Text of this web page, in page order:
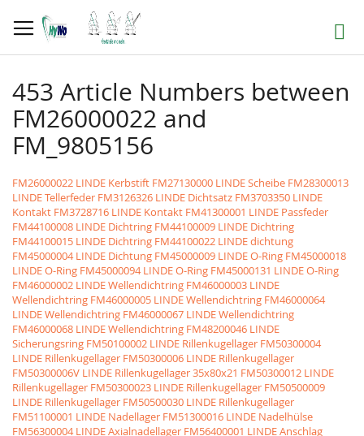
zum
Inhalt
Suche
453 Article Numbers between
FM26000022 and
FM_9805156
FM26000022 LINDE Kerbstift FM27130000 LINDE Scheibe FM28300013
LINDE Tellerfeder FM3126326 LINDE Dichtsatz FM3703350 LINDE
Kontakt FM3728716 LINDE Kontakt FM41300001 LINDE Passfeder
FM44100008 LINDE Dichtring FM44100009 LINDE Dichtring
FM44100015 LINDE Dichtring FM44100022 LINDE dichtung
FM45000004 LINDE Dichtung FM45000009 LINDE O-Ring FM45000018
LINDE O-Ring FM45000094 LINDE O-Ring FM45000131 LINDE O-Ring
FM46000002 LINDE Wellendichtring FM46000003 LINDE
Wellendichtring FM46000005 LINDE Wellendichtring FM46000064
LINDE Wellendichtring FM46000067 LINDE Wellendichtring
FM46000068 LINDE Wellendichtring FM48200046 LINDE
Sicherungsring FM50100002 LINDE Rillenkugellager FM50300004
LINDE Rillenkugellager FM50300006 LINDE Rillenkugellager
FM50300006V LINDE Rillenkugellager 35x80x21 FM50300012 LINDE
Rillenkugellager FM50300023 LINDE Rillenkugellager FM50500009
LINDE Rillenkugellager FM50500030 LINDE Rillenkugellager
FM51100001 LINDE Nadellager FM51300016 LINDE Nadelhülse
FM56300004 LINDE Axialnadellager FM56400001 LINDE Anschlag